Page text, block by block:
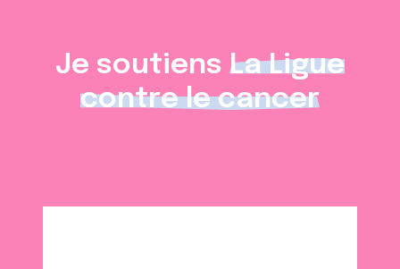
Je soutiens La Ligue
contre le cancer